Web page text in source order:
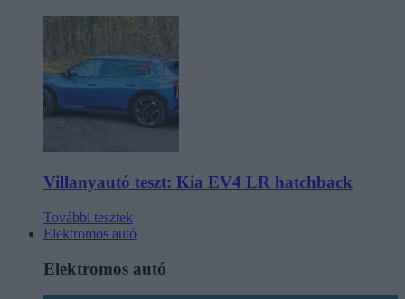
Villanyautó teszt: Kia EV4 LR hatchback
További tesztek
Elektromos autó
Elektromos autó